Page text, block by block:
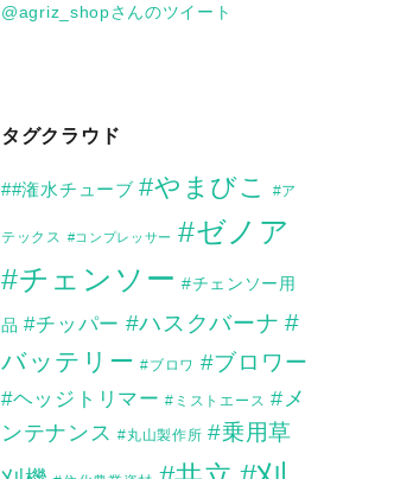
@agriz_shopさんのツイート
タグクラウド
##潅水チューブ #やまびこ #ア
テックス #コンプレッサー #ゼノア
#チェンソー #チェンソー用
品 #チッパー #ハスクバーナ #
バッテリー #ブロワ #ブロワー
#ヘッジトリマー #ミストエース #メ
ンテナンス #丸山製作所 #乗用草